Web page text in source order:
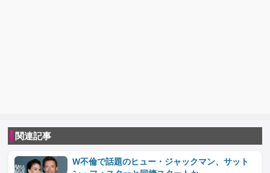
関連記事
W不倫で話題のヒュー・ジャックマン、サット